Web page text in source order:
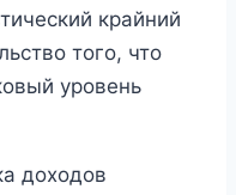
крайний
того, что
уровень
доходов